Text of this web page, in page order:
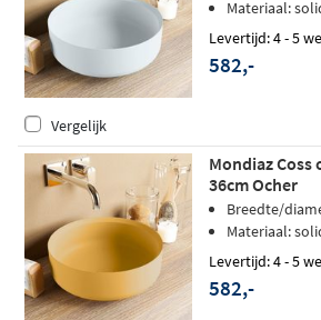
Materiaal:
Levertijd: 4 - 5
582,-
Vergelijk
Mondiaz
36cm Ocher
Breedte/
Materiaal:
Levertijd: 4 - 5
582,-